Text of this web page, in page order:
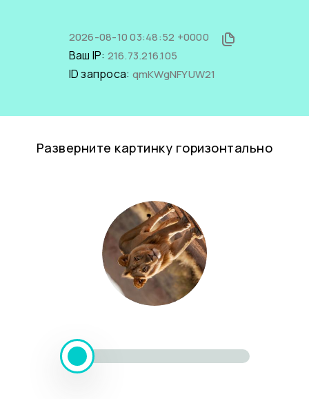
2026-08-10 03:48:52 +0000
Ваш IP: 216.73.216.105
ID запроса: qmKWgNFYUW21
Разверните картинку горизонтально